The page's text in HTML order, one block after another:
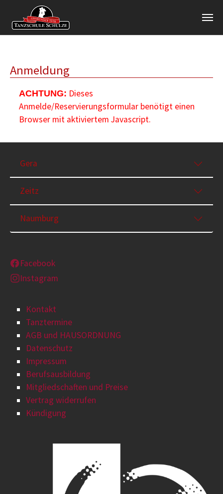
Anmeldung
ACHTUNG: Dieses
Anmelde/Reservierungsformular benötigt einen
Browser mit aktiviertem Javascript.
Gera
Zeitz
Naumburg
Facebook
Instagram
Kontakt
Tanztermine
AGB und HAUSORDNUNG
Datenschutz
Impressum
Berufsausbildung
Mitgliedschaften und Preise
Vertrag widerrufen
Kündigung